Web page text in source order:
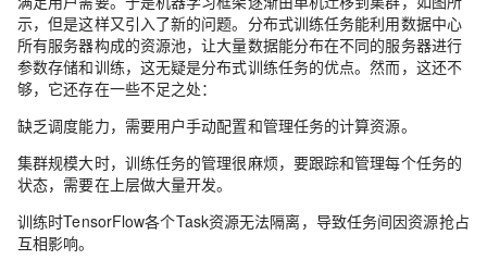
示，但是这样又引入了新的问题。分布式训练任务能利用数据中心
所有服务器构成的资源池，让大量数据能分布在不同的服务器进行
参数存储和训练，这无疑是分布式训练任务的优点。然而，这还不
够，它还存在一些不足之处：
缺乏调度能力，需要用户手动配置和管理任务的计算资源。
集群规模大时，训练任务的管理很麻烦，要跟踪和管理每个任务的
状态，需要在上层做大量开发。
训练时TensorFlow各个Task资源无法隔离，导致任务间因资源抢占
互相影响。